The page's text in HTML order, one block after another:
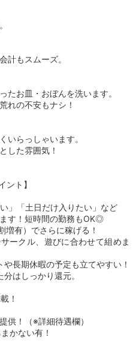
計もスムーズ。
たお皿・おぼんを洗います。
れの不安もナシ！
いらっしゃいます。
した雰囲気！
ト】
」「土日だけ入りたい」など
す！短時間の勤務もOK◎
有）でさらに稼げる！
ークル、遊びに合わせて組めま
長期休暇の予定も立てやすい！
はしっかり還元。
！
供！（※詳細待遇欄）
かない有！